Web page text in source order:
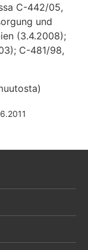
C-442/05,
und
(3.4.2008);
C-481/98,